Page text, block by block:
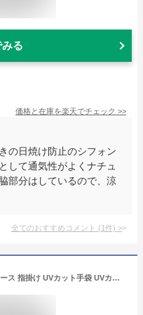
る
価格と在庫を楽天でチェック >>
の日焼け防止のシフォン
して通気性がよくナチュ
部分はしているので、涼
全てのおすすめコメント (1件) >
アームカバー アームカバー レディース 指掛け UVカット手袋 UVカット率99% 日焼け止めカバー アームウォーマー 紫外線対策 ひんやり ハンドカバー 超大カバー範囲 UPF50+ 腕カバー 接触冷感-5℃ 吸汗速乾 軽量 伸縮性 通気性指先までカバー (ベージュ)